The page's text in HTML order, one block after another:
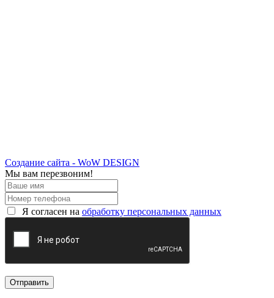
Создание сайта - WoW DESIGN
Мы вам перезвоним!
Я согласен на обработку персональных данных